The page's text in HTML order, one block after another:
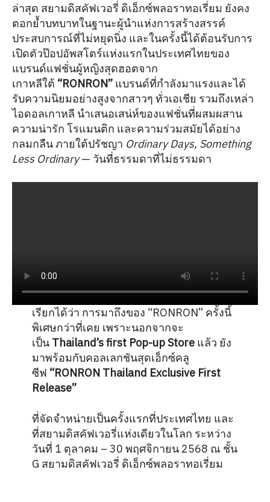
ล่าสุด สยามดิสคัฟเวอรี่ ดิเอ็กซ์พลอราทอเรี่ยม ยังคง
ตอกย้ำบทบาทในฐานะผู้นำแห่งการสร้างสรรค์
ประสบการณ์ที่ไม่หยุดนิ่ง และในครั้งนี้ได้ต้อนรับการ
เปิดตัวป๊อปอัพสโตร์แห่งแรกในประเทศไทยของ
แบรนด์แฟชั่นผู้หญิงสุดฮอตจาก
เกาหลีใต้ “RONRON” แบรนด์ที่กำลังมาแรงและได้
รับความนิยมอย่างสูงจากสาวๆ ทั่วเอเชีย รวมถึงเหล่า
ไอดอลเกาหลี นำเสนอเสน่ห์ของแฟชั่นที่ผสมผสาน
ความน่ารัก โรแมนติก และความร่วมสมัยได้อย่าง
กลมกลืน ภายใต้ปรัชญา Ordinary Days, Something
Less Ordinary— วันที่ธรรมดาที่ไม่ธรรมดา
เรียกได้ว่า การมาถึงของ “RONRON” ครั้งนี้
พิเศษกว่าที่เคย เพราะนอกจากจะ
เป็น Thailand’s first Pop-up Storeแล้ว ยัง
มาพร้อมกับคอลเลกชันสุดเอ็กซ์คลู
ซีฟ “RONRON Thailand Exclusive First
Release”
ที่จัดจำหน่ายเป็นครั้งแรกที่ประเทศไทย และ
ที่สยามดิสคัฟเวอรี่แห่งเดียวในโลก ระหว่าง
วันที่ 1 ตุลาคม – 30 พฤศจิกายน 2568 ณ ชั้น
G สยามดิสคัฟเวอรี่ ดิเอ็กซ์พลอราทอเรี่ยม